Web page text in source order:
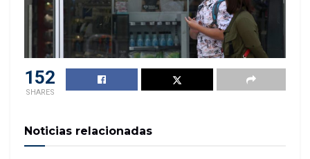
152
SHARES
Noticias relacionadas